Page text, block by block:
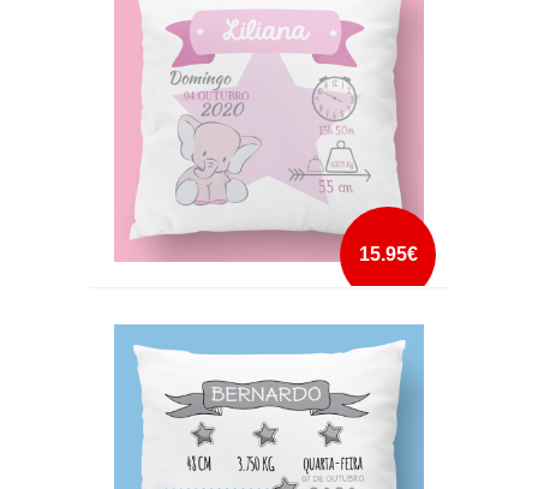
mais info
add à lista
15.95€
mais info
add à lista